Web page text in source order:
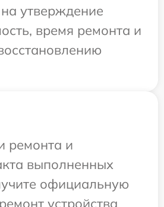
утверждение
время ремонта и
ремонта и
выполненных
официальную
устройства